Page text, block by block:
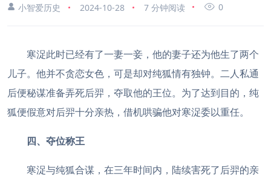
小智爱历史 2024-10-28 7 分钟阅读 0
寒浞此时已经有了一妻一妾，他的妻子还为他生了两个
儿子。他并不贪恋女色，可是却对纯狐情有独钟。二人私通
后便秘谋准备弄死后羿，夺取他的王位。为了达到目的，纯
狐便假意对后羿十分亲热，借机哄骗他对寒浞委以重任。
四、夺位称王
寒浞与纯狐合谋，在三年时间内，陆续害死了后羿的亲